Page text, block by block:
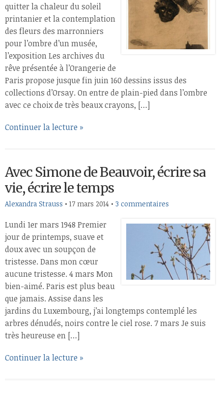
quitter la chaleur du soleil
printanier et la contemplation
des fleurs des marronniers
pour l’ombre d’un musée,
l’exposition Les archives du
rêve présentée à l’Orangerie de
Paris propose jusque fin juin 160 dessins issus des
collections d’Orsay. On entre de plain-pied dans l’ombre
avec ce choix de très beaux crayons, […]
Continuer la lecture »
Avec Simone de Beauvoir, écrire sa
vie, écrire le temps
Alexandra Strauss • 17 mars 2014 • 3 commentaires
Lundi 1er mars 1948 Premier
jour de printemps, suave et
doux avec un soupçon de
tristesse. Dans mon cœur
aucune tristesse. 4 mars Mon
bien-aimé. Paris est plus beau
que jamais. Assise dans les
jardins du Luxembourg, j’ai longtemps contemplé les
arbres dénudés, noirs contre le ciel rose. 7 mars Je suis
très heureuse en […]
Continuer la lecture »